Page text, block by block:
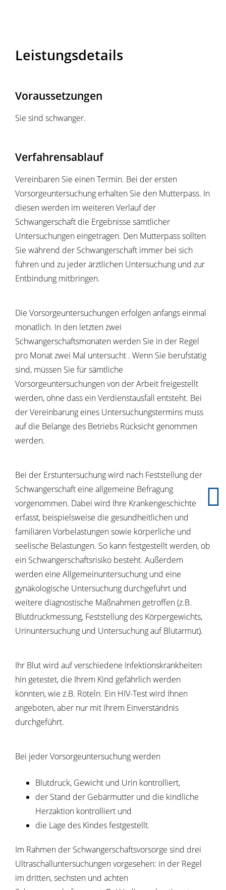
Leistungsdetails
Voraussetzungen
Sie sind schwanger.
Verfahrensablauf
Vereinbaren Sie einen Termin. Bei der ersten
Vorsorgeuntersuchung erhalten Sie den Mutterpass. In
diesen werden im weiteren Verlauf der
Schwangerschaft die Ergebnisse sämtlicher
Untersuchungen eingetragen. Den Mutterpass sollten
Sie während der Schwangerschaft immer bei sich
führen und zu jeder ärztlichen Untersuchung und zur
Entbindung mitbringen.
Die Vorsorgeuntersuchungen erfolgen anfangs einmal
monatlich. In den letzten zwei
Schwangerschaftsmonaten werden Sie in der Regel
pro Monat zwei Mal untersucht . Wenn Sie berufstätig
sind, müssen Sie für sämtliche
Vorsorgeuntersuchungen von der Arbeit freigestellt
werden, ohne dass ein Verdienstausfall entsteht. Bei
der Vereinbarung eines Untersuchungstermins muss
auf die Belange des Betriebs Rücksicht genommen
werden.
Bei der Erstuntersuchung wird nach Feststellung der
Schwangerschaft eine allgemeine Befragung
vorgenommen. Dabei wird Ihre Krankengeschichte
erfasst, beispielsweise die gesundheitlichen und
familiären Vorbelastungen sowie körperliche und
seelische Belastungen. So kann festgestellt werden, ob
ein Schwangerschaftsrisiko besteht. Außerdem
werden eine Allgemeinuntersuchung und eine
gynäkologische Untersuchung durchgeführt und
weitere diagnostische Maßnahmen getroffen (z.B.
Blutdruckmessung, Feststellung des Körpergewichts,
Urinuntersuchung und Untersuchung auf Blutarmut).
Ihr Blut wird auf verschiedene Infektionskrankheiten
hin getestet, die Ihrem Kind gefährlich werden
könnten, wie z.B. Röteln. Ein HIV-Test wird Ihnen
angeboten, aber nur mit Ihrem Einverständnis
durchgeführt.
Bei jeder Vorsorgeuntersuchung werden
Blutdruck, Gewicht und Urin kontrolliert,
der Stand der Gebärmutter und die kindliche
Herzaktion kontrolliert und
die Lage des Kindes festgestellt.
Im Rahmen der Schwangerschaftsvorsorge sind drei
Ultraschalluntersuchungen vorgesehen: in der Regel
im dritten, sechsten und achten